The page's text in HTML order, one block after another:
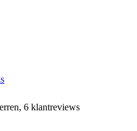
6 klantreviews